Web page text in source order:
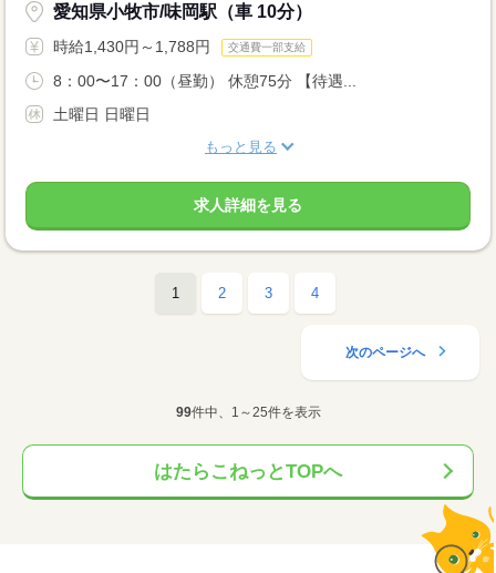
愛知県小牧市/味岡駅（車 10分）
時給1,430円～1,788円 交通費一部支給
8：00〜17：00（昼勤） 休憩75分 【待遇...
土曜日 日曜日
もっと見る
求人詳細を見る
1 2 3 4
次のページへ
99件中、1～25件を表示
はたらこねっとTOPへ